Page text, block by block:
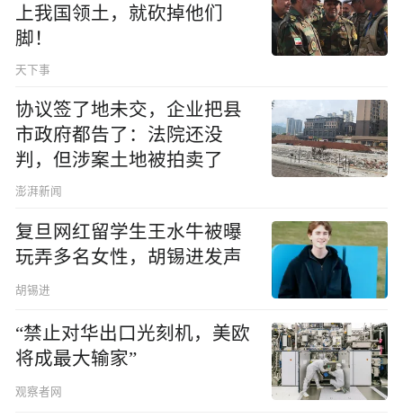
上我国领土，就砍掉他们
脚！
天下事
协议签了地未交，企业把县
市政府都告了：法院还没
判，但涉案土地被拍卖了
澎湃新闻
复旦网红留学生王水牛被曝
玩弄多名女性，胡锡进发声
胡锡进
“禁止对华出口光刻机，美欧
将成最大输家”
观察者网